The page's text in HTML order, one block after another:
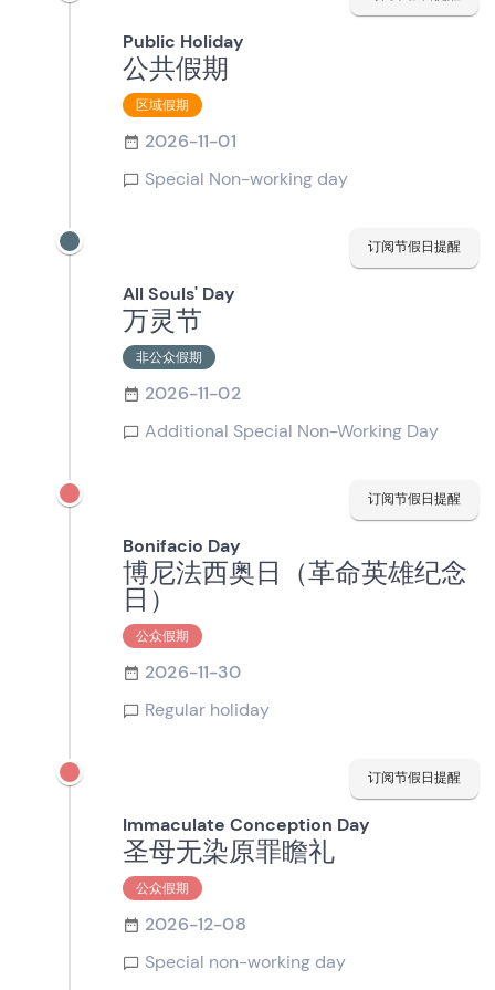
Public Holiday
公共假期
区域假期
2026-11-01
Special Non-working day
订阅节假日提醒
All Souls' Day
万灵节
非公众假期
2026-11-02
Additional Special Non-Working Day
订阅节假日提醒
Bonifacio Day
博尼法西奥日（革命英雄纪念
日）
公众假期
2026-11-30
Regular holiday
订阅节假日提醒
Immaculate Conception Day
圣母无染原罪瞻礼
公众假期
2026-12-08
Special non-working day